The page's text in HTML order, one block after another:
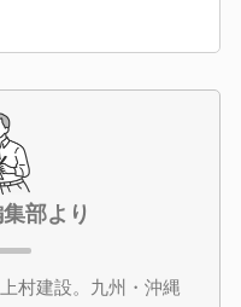
部より
村建設。九州・沖縄